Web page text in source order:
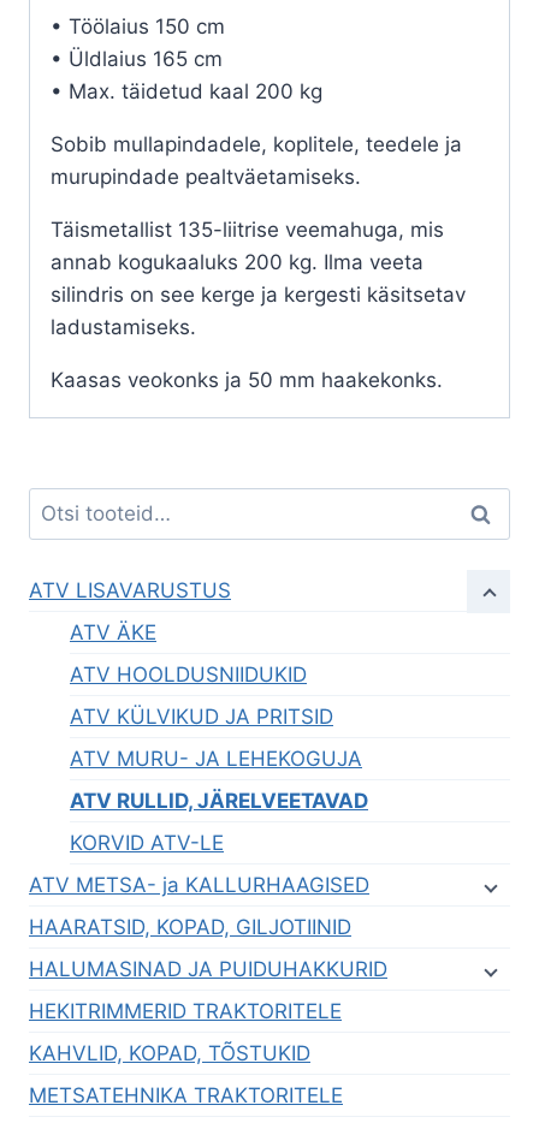
• Töölaius 150 cm
• Üldlaius 165 cm
• Max. täidetud kaal 200 kg
Sobib mullapindadele, koplitele, teedele ja
murupindade pealtväetamiseks.
Täismetallist 135-liitrise veemahuga, mis
annab kogukaaluks 200 kg. Ilma veeta
silindris on see kerge ja kergesti käsitsetav
ladustamiseks.
Kaasas veokonks ja 50 mm haakekonks.
Otsi: Otsi
ATV LISAVARUSTUS
ATV ÄKE
ATV HOOLDUSNIIDUKID
ATV KÜLVIKUD JA PRITSID
ATV MURU- JA LEHEKOGUJA
ATV RULLID, JÄRELVEETAVAD
KORVID ATV-LE
ATV METSA- ja KALLURHAAGISED
HAARATSID, KOPAD, GILJOTIINID
HALUMASINAD JA PUIDUHAKKURID
HEKITRIMMERID TRAKTORITELE
KAHVLID, KOPAD, TÕSTUKID
METSATEHNIKA TRAKTORITELE